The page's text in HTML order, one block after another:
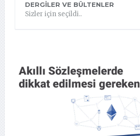
DERGILER VE BÜLTENLER
Sizler için seçildi..